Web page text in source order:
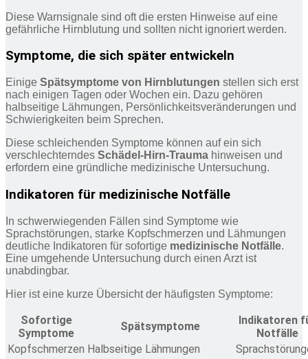
Diese Warnsignale sind oft die ersten Hinweise auf eine
gefährliche Hirnblutung und sollten nicht ignoriert werden.
Symptome, die sich später entwickeln
Einige Spätsymptome von Hirnblutungen stellen sich erst
nach einigen Tagen oder Wochen ein. Dazu gehören
halbseitige Lähmungen, Persönlichkeitsveränderungen und
Schwierigkeiten beim Sprechen.
Diese schleichenden Symptome können auf ein sich
verschlechterndes Schädel-Hirn-Trauma hinweisen und
erfordern eine gründliche medizinische Untersuchung.
Indikatoren für medizinische Notfälle
In schwerwiegenden Fällen sind Symptome wie
Sprachstörungen, starke Kopfschmerzen und Lähmungen
deutliche Indikatoren für sofortige medizinische Notfälle.
Eine umgehende Untersuchung durch einen Arzt ist
unabdingbar.
Hier ist eine kurze Übersicht der häufigsten Symptome:
Sofortige
Symptome
Spätsymptome
Indikatoren
Notfälle
Kopfschmerzen Halbseitige Lähmungen